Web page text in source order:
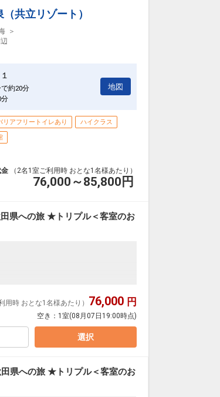
共立リゾート）
約20分
分
地図
リアフリートイレあり
ハイクラス
（2名1室ご利用時 おとな1名様あたり）
76,000～85,800 円
県への旅 ★トリプル＜客室のお
用時 おとな1名様あたり） 76,000 円
空き： 1室(08月07日19:00時点)
選択
県への旅 ★トリプル＜客室のお